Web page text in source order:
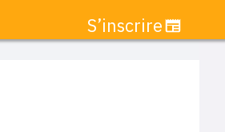
S’inscrire